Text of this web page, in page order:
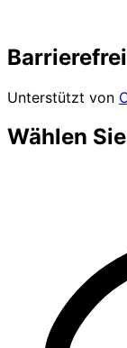
Unterstützt von
Wählen